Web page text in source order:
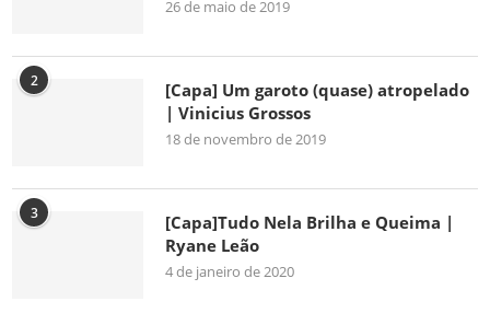
26 de maio de 2019
2
[Capa] Um garoto (quase) atropelado
| Vinicius Grossos
18 de novembro de 2019
3
[Capa]Tudo Nela Brilha e Queima |
Ryane Leão
4 de janeiro de 2020